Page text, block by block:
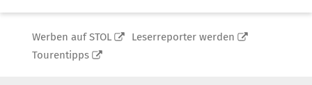
Werben auf STOL
Leserreporter werden
Tourentipps